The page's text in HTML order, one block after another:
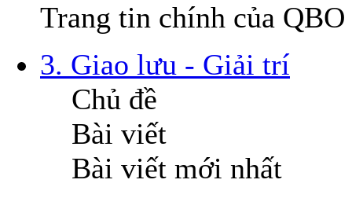
Trang tin chính của QBO
3. Giao lưu - Giải trí
Chủ đề
Bài viết
Bài viết mới nhất